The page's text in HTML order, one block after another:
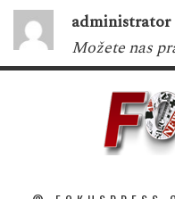
administrator
Možete nas